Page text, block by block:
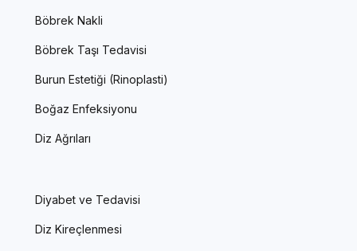
Böbrek Nakli
Böbrek Taşı Tedavisi
Burun Estetiği (Rinoplasti)
Boğaz Enfeksiyonu
Diz Ağrıları
Diyabet ve Tedavisi
Diz Kireçlenmesi